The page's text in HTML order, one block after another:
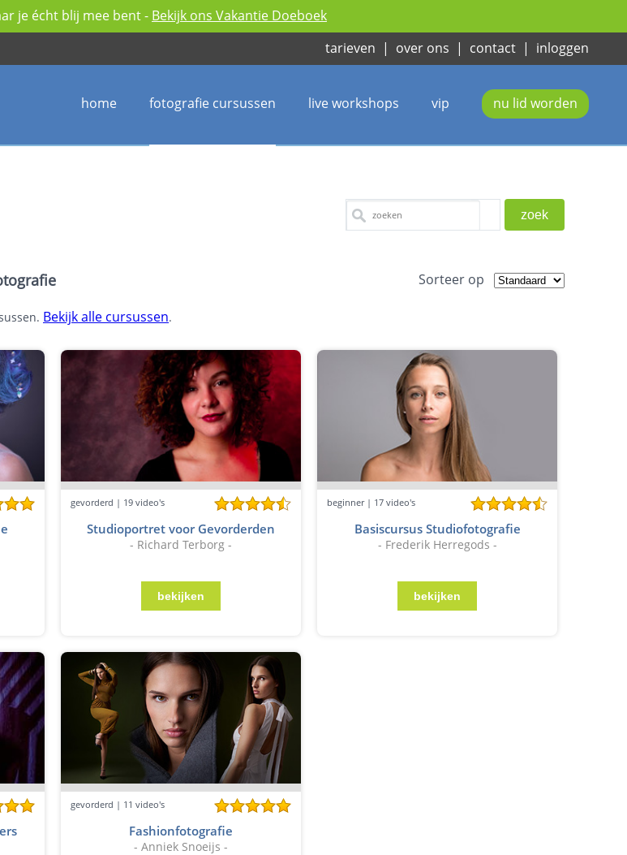
je écht blij mee bent - Bekijk ons Vakantie Doeboek
tarieven | over ons | contact | inloggen
nu lid worden
vip
live workshops
fotografie cursussen
home
Sorteer op
Bekijk alle cursussen.
gevorderd | 19 video's
Studioportret voor Gevorderden
- Richard Terborg -
beginner | 17 video's
Basiscursus Studiofotografie
- Frederik Herregods -
gevorderd | 11 video's
Fashionfotografie
- Anniek Snoeijs -